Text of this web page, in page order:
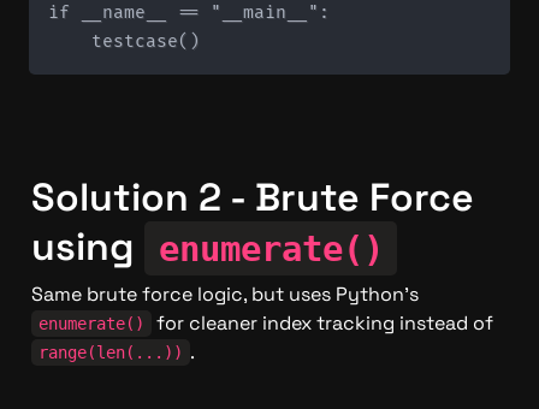
if __name__ == "__main__":
Solution 2 - Brute Force
using
enumerate()
enumerate() for cleaner index tracking instead of
range(len(...)) .